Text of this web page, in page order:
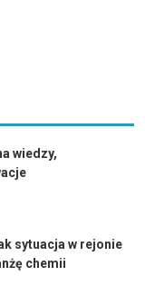
wiedzy,
sytuacja w rejonie
chemii